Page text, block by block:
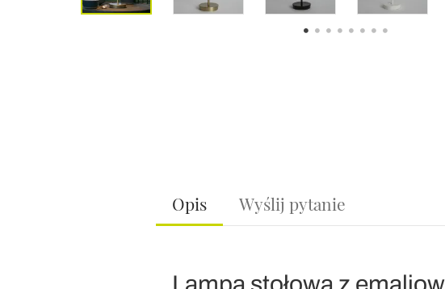
Opis Wyślij pytanie